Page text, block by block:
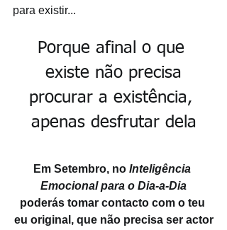
para existir...
Porque afinal o que
existe não precisa
procurar a existência,
apenas desfrutar dela
Em Setembro, no Inteligência
Emocional para o Dia-a-Dia
poderás tomar contacto com o teu
eu original, que não precisa ser actor